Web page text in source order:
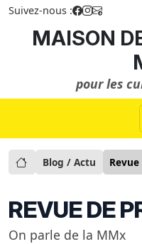
Suivez-nous :
MAISON
pour les
Blog / Actu
REVUE DE
On parle de la MMx